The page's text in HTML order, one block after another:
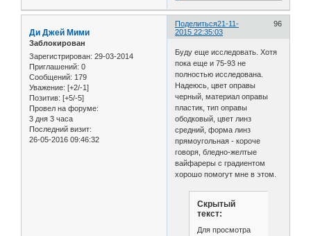
Поделиться 96
21-11-
2015 22:35:03
Ди Джей Мими
Заблокирован
Зарегистрирован: 29-03-2014
Приглашений: 0
Сообщений: 179
Уважение: [+2/-1]
Позитив: [+5/-5]
Провел на форуме:
3 дня 3 часа
Последний визит:
26-05-2016 09:46:32
Буду еще исследовать. Хотя
пока еще и 75-93 не
полностью исследована.
Надеюсь, цвет оправы
черный, материал оправы
пластик, тип оправы
ободковый, цвет линз
средний, форма линз
прямоугольная - короче
говоря, бледно-желтые
вайфареры с градиентом
хорошо помогут мне в этом.
Скрытый
текст:
Для просмотра